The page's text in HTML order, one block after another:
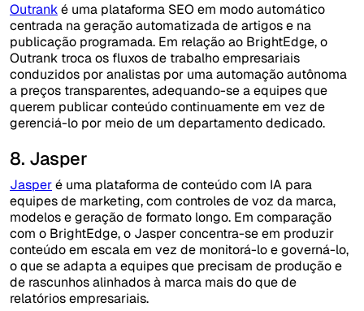
Outranké uma plataforma SEO em modo automático
centrada na geração automatizada de artigos e na
publicação programada. Em relação ao BrightEdge, o
Outrank troca os fluxos de trabalho empresariais
conduzidos por analistas por uma automação autônoma
a preços transparentes, adequando-se a equipes que
querem publicar conteúdo continuamente em vez de
gerenciá-lo por meio de um departamento dedicado.
8. Jasper
Jasperé uma plataforma de conteúdo com IA para
equipes de marketing, com controles de voz da marca,
modelos e geração de formato longo. Em comparação
com o BrightEdge, o Jasper concentra-se em produzir
conteúdo em escala em vez de monitorá-lo e governá-lo,
o que se adapta a equipes que precisam de produção e
de rascunhos alinhados à marca mais do que de
relatórios empresariais.